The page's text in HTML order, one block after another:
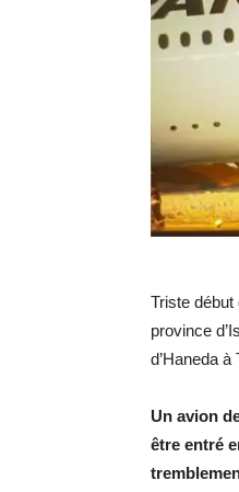
Triste début
province
d’Haneda à
Un avion
être entré